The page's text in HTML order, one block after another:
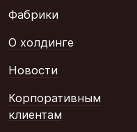
Фабрики
О холдинге
Новости
Корпоративным
клиентам